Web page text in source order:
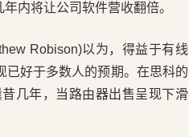
内将让公司软件营收翻倍。
Robison)以为，得益于有线
已好于多数人的预期。在思科的
几年，当路由器出售呈现下滑